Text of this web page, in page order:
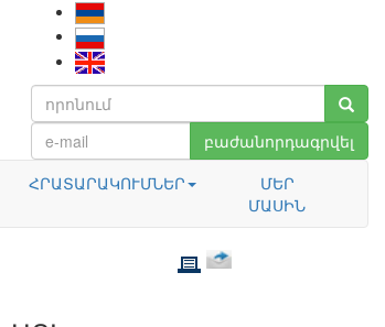
բաժանորդագրվել
ՀՐԱՏԱՐԱԿՈՒՄՆԵՐ
ՄԵՐ
ՄԱՍԻՆ